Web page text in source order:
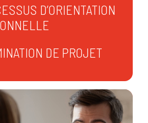
D’ORIENTATION
DE PROJET